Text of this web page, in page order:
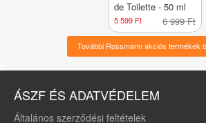
de Toilette - 50 ml
5 599 Ft 6 999 Ft
További Rossmann akciós termékek
ÁSZF ÉS ADATVÉDELEM
Általános szerződési feltételek